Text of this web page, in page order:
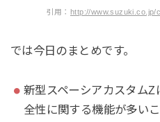
引用： http://www.suzuki.co.jp/
では今日のまとめです。
新型スペーシアカスタム
全性に関する機能が多い